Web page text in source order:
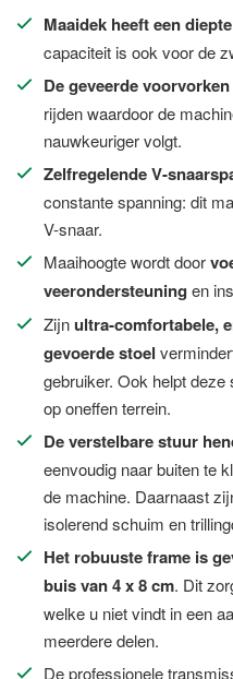
Maaidek heeft een
capaciteit is ook voor de
De geveerde voorvorken
rijden waardoor de
nauwkeuriger volgt.
Zelfregelende V-
constante spanning: dit
V-snaar.
Maaihoogte wordt door
veerondersteuning en
Zijnultra-comfortabele,
gevoerde stoel
gebruiker. Ook helpt
op oneffen terrein.
De verstelbare stuur
eenvoudig naar buiten te
de machine. Daarnaast
isolerend schuim en
Het robuuste frame is
buis van 4 x 8 cm. Dit
welke u niet vindt in een
meerdere delen.
De professionele